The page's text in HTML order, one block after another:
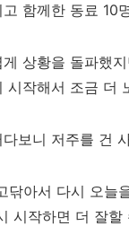
고 함께한 동료 10
게 상황을 돌파했
시작해서 조금 더
다보니 저주를 건
닦아서 다시 오늘
시작하면 더 잘할